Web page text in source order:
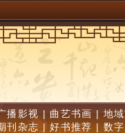
播影视 | 曲艺书画 | 地
刊杂志 |好书推荐 | 数